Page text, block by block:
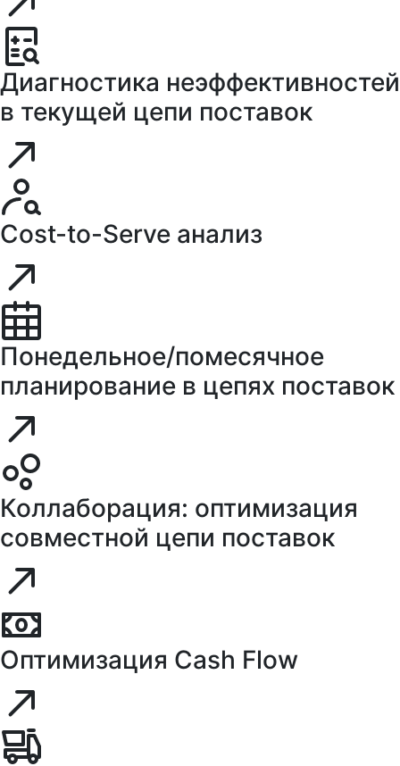
Диагностика неэффективностей
в текущей цепи поставок
Cost-to-Serve анализ
Понедельное/помесячное
планирование в цепях поставок
Коллаборация: оптимизация
совместной цепи поставок
Оптимизация Cash Flow